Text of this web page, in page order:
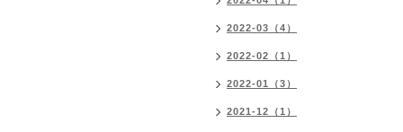
2022-03（4）
2022-02（1）
2022-01（3）
2021-12（1）